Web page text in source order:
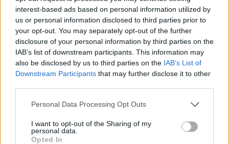
interest-based ads based on personal information utilized by
us or personal information disclosed to third parties prior to
your opt-out. You may separately opt-out of the further
disclosure of your personal information by third parties on the
IAB’s list of downstream participants. This information may
also be disclosed by us to third parties on the IAB’s List of
Downstream Participants that may further disclose it to other
Personal Data Processing Opt Outs
I want to opt-out of the Sharing of my
personal data.
Opted In
kiszáradó Duna között
ÉLŐ BOLYGÓNK